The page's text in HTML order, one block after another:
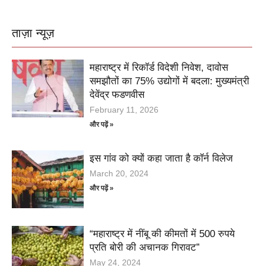
ताज़ा न्यूज़
महाराष्ट्र में रिकॉर्ड विदेशी निवेश, दावोस
समझौतों का 75% उद्योगों में बदला: मुख्यमंत्री
देवेंद्र फडणवीस
February 11, 2026
और पढ़ें »
इस गांव को क्यों कहा जाता है कॉर्न विलेज
March 20, 2024
और पढ़ें »
“महाराष्ट्र में नींबू की कीमतों में 500 रुपये
प्रति बोरी की अचानक गिरावट”
May 24, 2024